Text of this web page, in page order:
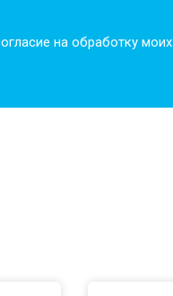
на обработку моих